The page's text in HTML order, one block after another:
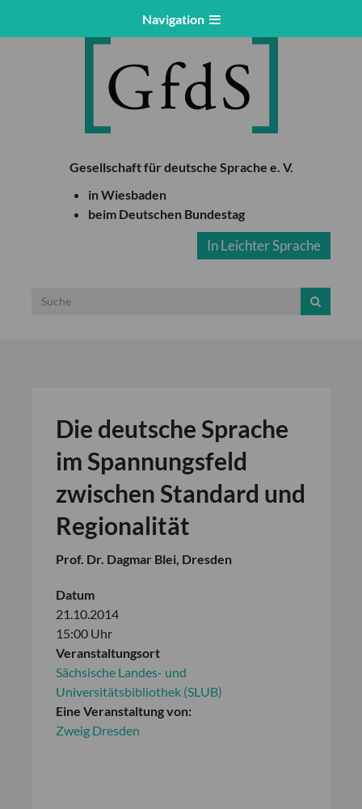
Navigation
Gesellschaft für deutsche Sprache e. V.
in Wiesbaden
beim Deutschen Bundestag
In Leichter Sprache
Die deutsche Sprache
im Spannungsfeld
zwischen Standard und
Regionalität
Prof. Dr. Dagmar Blei, Dresden
Datum
21.10.2014
15:00 Uhr
Veranstaltungsort
Sächsische Landes- und
Universitätsbibliothek (SLUB)
Eine Veranstaltung von:
Zweig Dresden